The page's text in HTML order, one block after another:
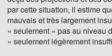
par cette situation, il estime
mauvais et très largement
« seulement » pas au niveau
« seulement légèrement